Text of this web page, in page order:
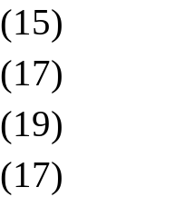
(15)
(17)
(19)
(17)